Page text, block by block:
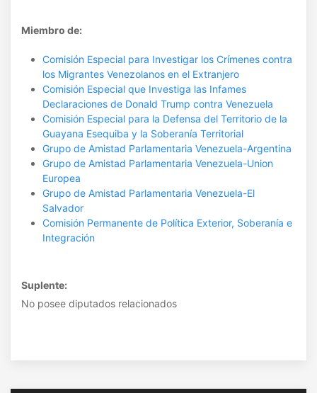
Miembro de:
Comisión Especial para Investigar los Crímenes contra
los Migrantes Venezolanos en el Extranjero
Comisión Especial que Investiga las Infames
Declaraciones de Donald Trump contra Venezuela
Comisión Especial para la Defensa del Territorio de la
Guayana Esequiba y la Soberanía Territorial
Grupo de Amistad Parlamentaria Venezuela-Argentina
Grupo de Amistad Parlamentaria Venezuela-Union
Europea
Grupo de Amistad Parlamentaria Venezuela-El
Salvador
Comisión Permanente de Política Exterior, Soberanía e
Integración
Suplente:
No posee diputados relacionados